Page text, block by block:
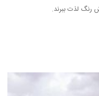
رنگ لذت ببرند.